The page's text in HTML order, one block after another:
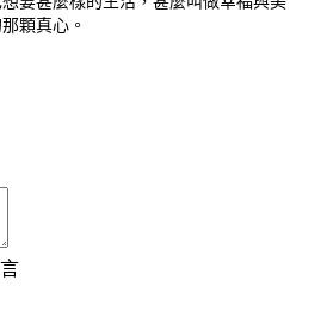
顆真心。